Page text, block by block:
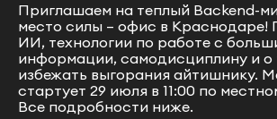
Приглашаем на теплый Backend-
место силы – офис в Краснодаре!
ИИ, технологии по работе с
информации, самодисциплину и о
избежать выгорания айтишнику.
стартует 29 июля в 11:00 по
Все подробности ниже.
Отправить